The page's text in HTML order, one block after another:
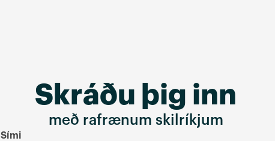
Skráðu þig inn
með rafrænum skilríkjum
Sími